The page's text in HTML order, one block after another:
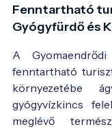
Fenntartható
Gyógyfürdő és
A
fenntartható
környezetébe
gyógyvízkincs
meglévő